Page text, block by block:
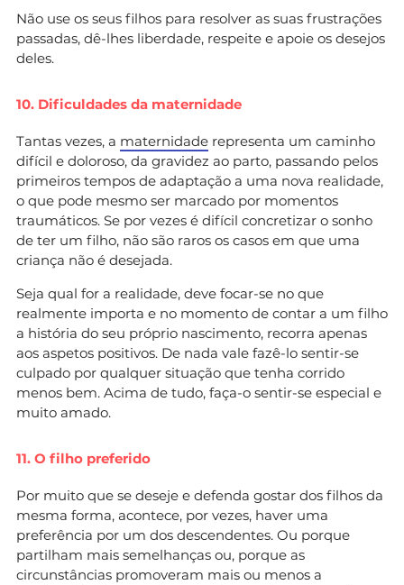
Não use os seus filhos para resolver as suas frustrações
passadas, dê-lhes liberdade, respeite e apoie os desejos
deles.
10. Dificuldades da maternidade
Tantas vezes, a maternidade representa um caminho
difícil e doloroso, da gravidez ao parto, passando pelos
primeiros tempos de adaptação a uma nova realidade,
o que pode mesmo ser marcado por momentos
traumáticos. Se por vezes é difícil concretizar o sonho
de ter um filho, não são raros os casos em que uma
criança não é desejada.
Seja qual for a realidade, deve focar-se no que
realmente importa e no momento de contar a um filho
a história do seu próprio nascimento, recorra apenas
aos aspetos positivos. De nada vale fazê-lo sentir-se
culpado por qualquer situação que tenha corrido
menos bem. Acima de tudo, faça-o sentir-se especial e
muito amado.
11. O filho preferido
Por muito que se deseje e defenda gostar dos filhos da
mesma forma, acontece, por vezes, haver uma
preferência por um dos descendentes. Ou porque
partilham mais semelhanças ou, porque as
circunstâncias promoveram mais ou menos a